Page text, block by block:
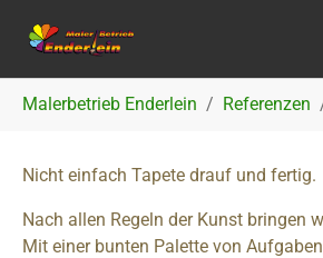
Malerbetrieb Enderlein Referenzen
Nicht einfach Tapete drauf und fertig.
Nach allen Regeln der Kunst bringen
Mit einer bunten Palette von